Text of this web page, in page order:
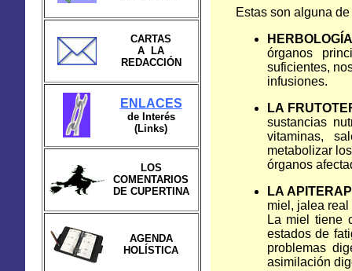
CARTAS
A LA
REDACCIÓN
ENLACES
de Interés
(Links)
LOS
COMENTARIOS
DE CUPERTINA
AGENDA
HOLÍSTICA
Estas son alguna
órganos
suficientes,
infusiones.
LA
sustancias
vitaminas,
metabolizar
órganos
LA
miel, jalea
La miel tiene
estados de
problemas
asimilación